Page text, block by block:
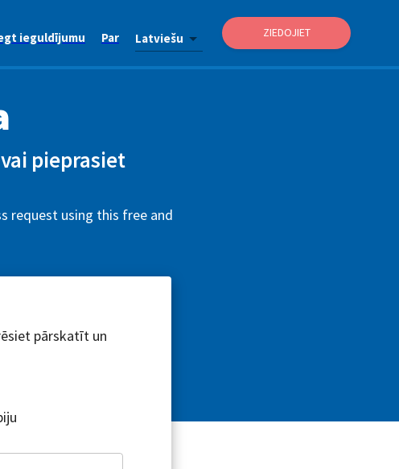
ieguldījumu Par Latviešu ZIEDOJIET
pieprasiet
request using this free and
pārskatīt un